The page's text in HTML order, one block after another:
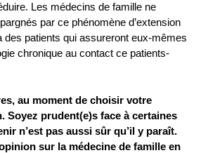
Les médecins de famille ne
par ce phénomène d’extension
des patients qui assureront eux-mêmes
chronique au contact ce patients-
au moment de choisir votre
Soyez prudent(e)s face à certaines
n’est pas aussi sûr qu’il y paraît.
sur la médecine de famille en